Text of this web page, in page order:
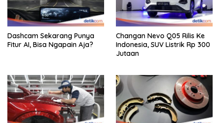
Dashcam Sekarang Punya
Fitur AI, Bisa Ngapain Aja?
Changan Nevo Q05 Rilis Ke
Indonesia, SUV Listrik Rp 300
Jutaan